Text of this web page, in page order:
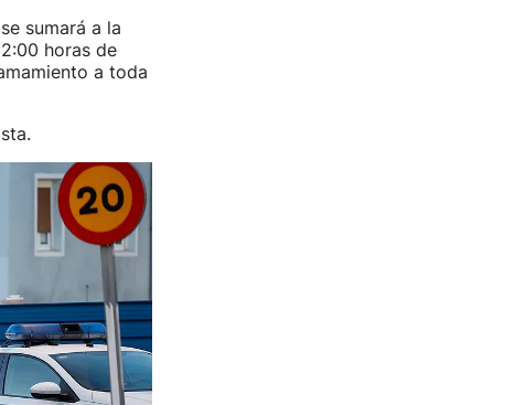
sumará a la
horas de
a toda